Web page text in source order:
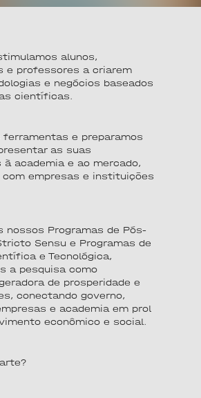
alunos,
e professores a criarem
e negócios baseados
científicas.
ferramentas e preparamos
as suas
academia e ao mercado,
com empresas e instituições
nossos Programas de Pós-
Sensu e Programas de
e Tecnológica,
a pesquisa como
de prosperidade e
conectando governo,
e academia em prol
econômico e social.